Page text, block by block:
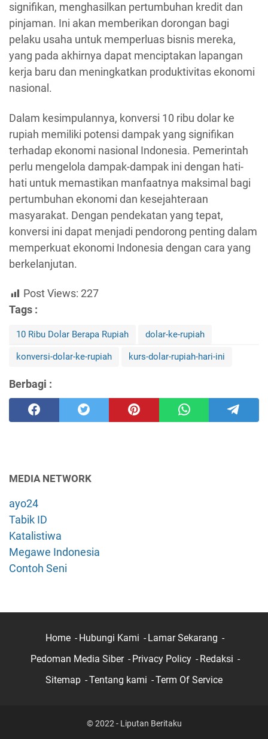
signifikan, menghasilkan pertumbuhan kredit dan
pinjaman. Ini akan memberikan dorongan bagi
pelaku usaha untuk memperluas bisnis mereka,
yang pada akhirnya dapat menciptakan lapangan
kerja baru dan meningkatkan produktivitas ekonomi
nasional.
Dalam kesimpulannya, konversi 10 ribu dolar ke
rupiah memiliki potensi dampak yang signifikan
terhadap ekonomi nasional Indonesia. Pemerintah
perlu mengelola dampak-dampak ini dengan hati-
hati untuk memastikan manfaatnya maksimal bagi
pertumbuhan ekonomi dan kesejahteraan
masyarakat. Dengan pendekatan yang tepat,
konversi ini dapat menjadi pendorong penting dalam
memperkuat ekonomi Indonesia dengan cara yang
berkelanjutan.
Post Views: 227
Tags :
10 Ribu Dolar Berapa Rupiah dolar-ke-rupiah
konversi-dolar-ke-rupiah kurs-dolar-rupiah-hari-ini
Berbagi :
MEDIA NETWORK
ayo24
Tabik ID
Katalistiwa
Megawe Indonesia
Contoh Seni
Home Hubungi Kami
Lamar Sekarang
Pedoman Media Siber
Privacy Policy
Redaksi
Sitemap
Tentang kami Term Of Service
© 2022 - Liputan Beritaku